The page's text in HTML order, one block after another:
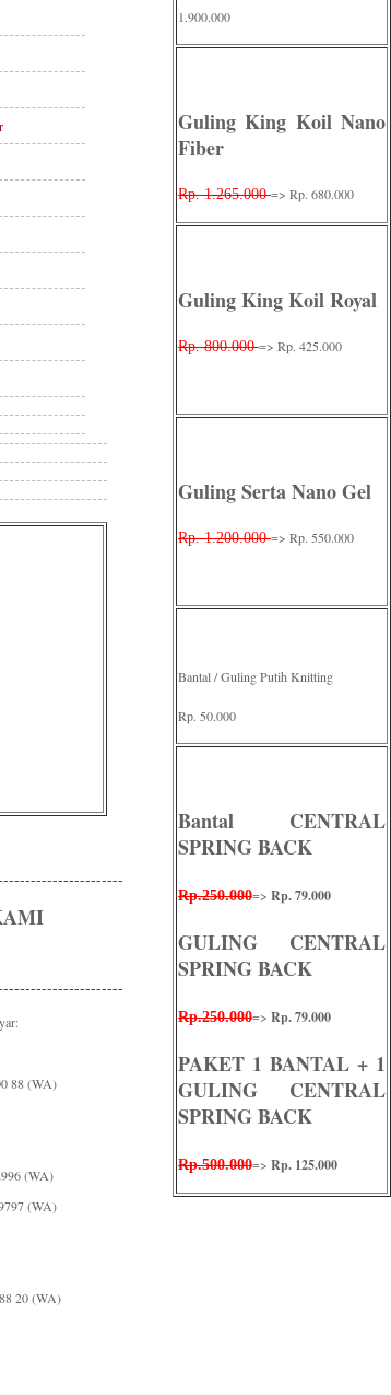
88 (WA)
(WA)
(WA)
20 (WA)
1.900.000
Guling King Koil Nano
Fiber
Rp. 1.265.000=> Rp. 680.000
Guling King Koil Royal
Rp. 800.000=> Rp. 425.000
Guling Serta Nano Gel
Rp. 1.200.000=> Rp. 550.000
Bantal / Guling Putih Knitting
Rp. 50.000
Bantal CENTRAL
SPRING BACK
Rp.250.000=> Rp. 79.000
GULING CENTRAL
SPRING BACK
Rp.250.000=> Rp. 79.000
PAKET 1 BANTAL + 1
GULING CENTRAL
SPRING BACK
Rp.500.000=> Rp. 125.000